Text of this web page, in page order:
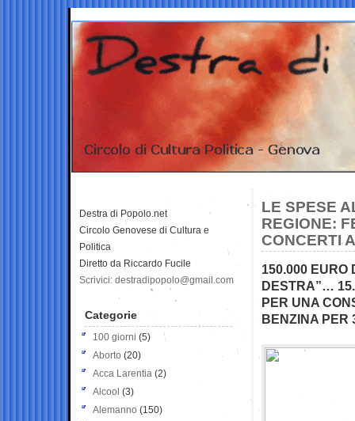
LE SPESE
REGIONE:
CONCERTI
150.000 EURO
DESTRA”…
PER UNA
BENZINA PER
Destra di Popolo.net
Circolo Genovese di Cultura e
Politica
Diretto da Riccardo Fucile
Scrivici: destradipopolo@gmail.com
Categorie
100 giorni (5)
Aborto (20)
Acca Larentia (2)
Alcool (3)
Alemanno (150)